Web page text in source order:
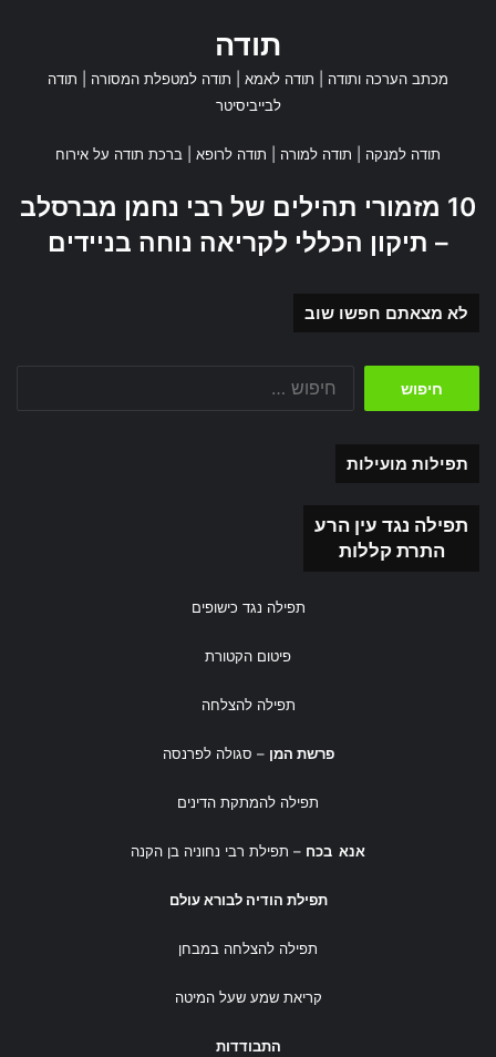
תודה
מכתב הערכה ותודה תודה לאמא תודה למטפלת המסורה
תודה
לבייביסיטר
תודה למנקה תודה למורה תודה לרופא ברכת תודה על אירוח
10 מזמורי תהילים של רבי נחמן מברסלב
– תיקון הכללי לקריאה נוחה בניידים
לא מצאתם חפשו שוב
תפילות מועילות
תפילה נגד עין הרע
התרת קללות
תפילה נגד כישופים
פיטום הקטורת
תפילה להצלחה
פרשת המן – סגולה לפרנסה
תפילה להמתקת הדינים
אנא בכח – תפילת רבי נחוניה בן הקנה
תפילת הודיה לבורא עולם
תפילה להצלחה במבחן
קריאת שמע שעל המיטה
התבודדות